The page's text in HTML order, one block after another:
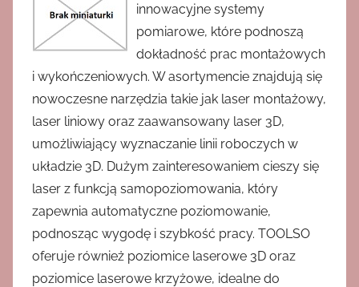
innowacyjne systemy
pomiarowe, które podnoszą
dokładność prac montażowych
i wykończeniowych. W asortymencie znajdują się
nowoczesne narzędzia takie jak laser montażowy,
laser liniowy oraz zaawansowany laser 3D,
umożliwiający wyznaczanie linii roboczych w
układzie 3D. Dużym zainteresowaniem cieszy się
laser z funkcją samopoziomowania, który
zapewnia automatyczne poziomowanie,
podnosząc wygodę i szybkość pracy. TOOLSO
oferuje również poziomice laserowe 3D oraz
poziomice laserowe krzyżowe, idealne do